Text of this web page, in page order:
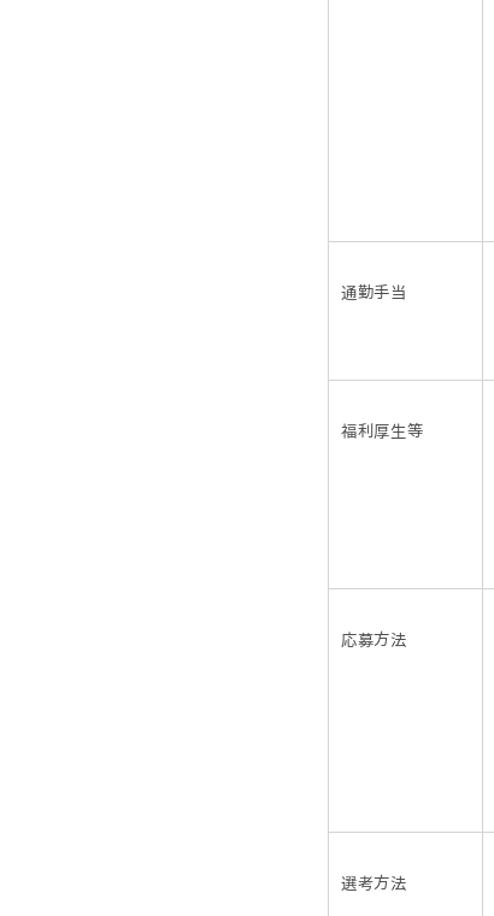
通勤手当
福利厚生等
応募方法
選考方法